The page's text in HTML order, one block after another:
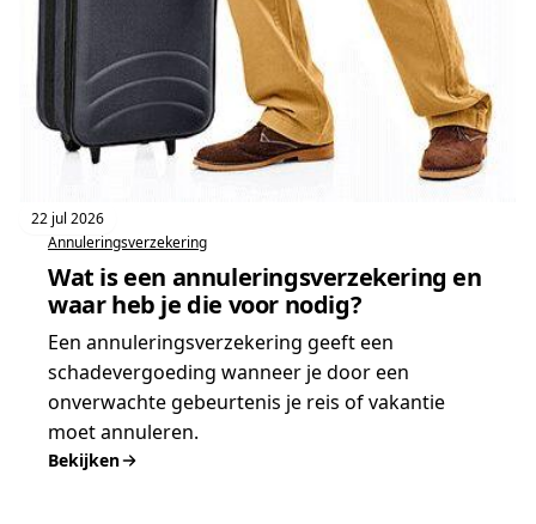
22 jul 2026
Annuleringsverzekering
Wat is een annuleringsverzekering en
waar heb je die voor nodig?
Een annuleringsverzekering geeft een
schadevergoeding wanneer je door een
onverwachte gebeurtenis je reis of vakantie
moet annuleren.
Bekijken
: